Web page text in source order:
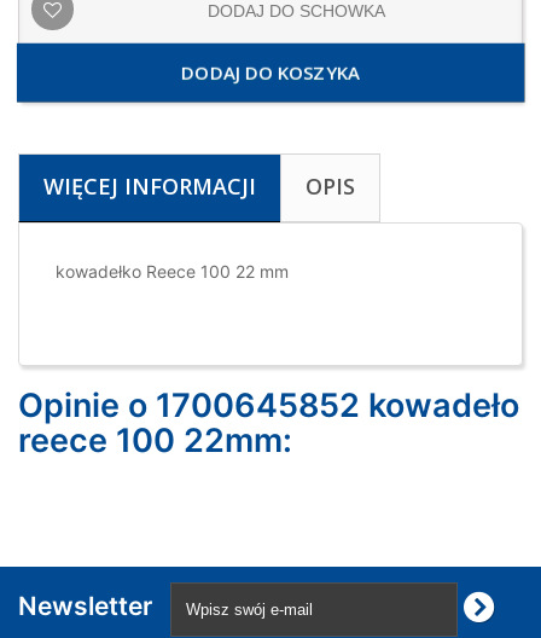
DODAJ DO SCHOWKA
DODAJ DO KOSZYKA
WIĘCEJ INFORMACJI OPIS
kowadełko Reece 100 22 mm
Opinie o 1700645852 kowadeło
reece 100 22mm:
Newsletter